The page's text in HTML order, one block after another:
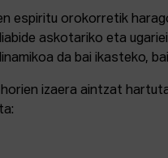
espiritu orokorretik
askotariko eta
da bai ikasteko,
horien izaera aintzat